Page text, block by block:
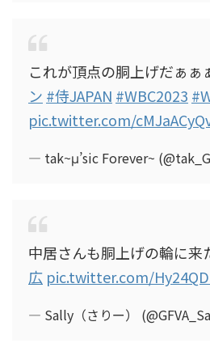
これが頂点の胴上げだぁぁ
ン #侍JAPAN #WBC2023
pic.twitter.com/
— tak~μ’sic Forever~
中居さんも胴上げの輪に来
広 pic.twitter.com/
— Sally（さりー）